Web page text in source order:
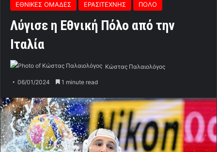
ΕΘΝΙΚΕΣ ΟΜΑΔΕΣ ΕΡΑΣΙΤΕΧΝΗΣ ΠΟΛΟ
Λύγισε η Εθνική Πόλο από την
Ιταλία
Κώστας Παλαιολόγος
06/01/2024 1 minute read